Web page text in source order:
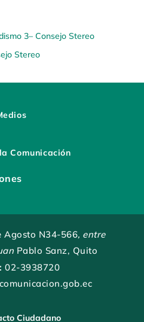
3– Consejo Stereo
Stereo
Comunicación
Agosto N34-566, entre
Pablo Sanz, Quito
02-3938720
Ciudadano